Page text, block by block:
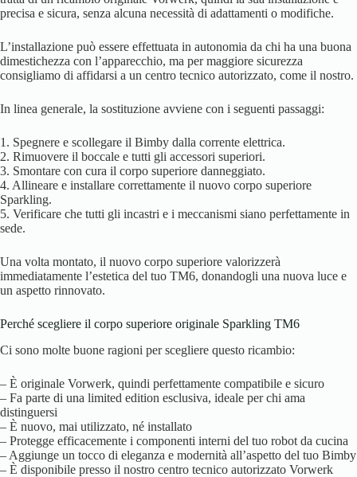
precisa e sicura, senza alcuna necessità di adattamenti o modifiche.
L’installazione può essere effettuata in autonomia da chi ha una buona
dimestichezza con l’apparecchio, ma per maggiore sicurezza
consigliamo di affidarsi a un centro tecnico autorizzato, come il nostro.
In linea generale, la sostituzione avviene con i seguenti passaggi:
1. Spegnere e scollegare il Bimby dalla corrente elettrica.
2. Rimuovere il boccale e tutti gli accessori superiori.
3. Smontare con cura il corpo superiore danneggiato.
4. Allineare e installare correttamente il nuovo corpo superiore
Sparkling.
5. Verificare che tutti gli incastri e i meccanismi siano perfettamente in
sede.
Una volta montato, il nuovo corpo superiore valorizzerà
immediatamente l’estetica del tuo TM6, donandogli una nuova luce e
un aspetto rinnovato.
Perché scegliere il corpo superiore originale Sparkling TM6
Ci sono molte buone ragioni per scegliere questo ricambio:
– È originale Vorwerk, quindi perfettamente compatibile e sicuro
– Fa parte di una limited edition esclusiva, ideale per chi ama
distinguersi
– È nuovo, mai utilizzato, né installato
– Protegge efficacemente i componenti interni del tuo robot da cucina
– Aggiunge un tocco di eleganza e modernità all’aspetto del tuo Bimby
– È disponibile presso il nostro centro tecnico autorizzato Vorwerk